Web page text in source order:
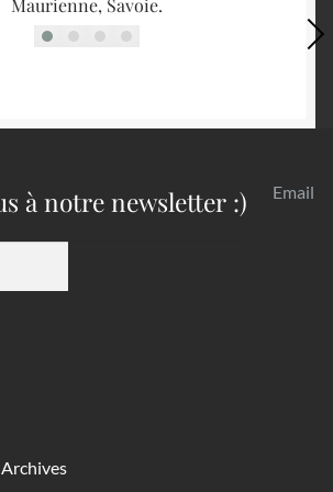
Maurienne, Savoie.
à notre newsletter :) Email
Archives